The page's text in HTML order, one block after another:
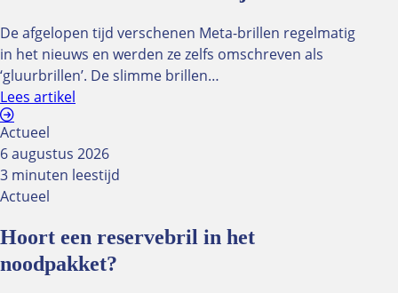
Oculus
Abonnement
Adverteren
Knipoogjes
Redactie
Oculus 2024
Bekijk alle Oculus uit 2024
Bekijk alle Oculus uit 2025
De afgelopen tijd verschenen Meta-brillen regelmatig
in het nieuws en werden ze zelfs omschreven als
‘gluurbrillen’. De slimme brillen…
Lees artikel
Actueel
6 augustus 2026
3 minuten leestijd
Actueel
Hoort een reservebril in het
noodpakket?